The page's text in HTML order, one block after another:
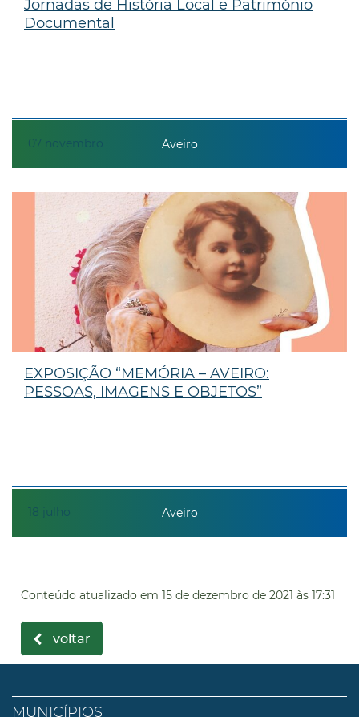
07 novembro
Jornadas de História Local e Património
Documental
Aveiro
18 julho
EXPOSIÇÃO “MEMÓRIA – AVEIRO:
PESSOAS, IMAGENS E OBJETOS”
Aveiro
Conteúdo atualizado em 15 de dezembro de 2021 às 17:31
voltar
MUNICÍPIOS